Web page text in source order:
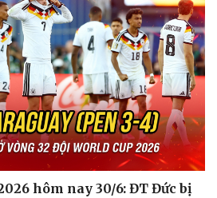
hôm nay 30/6: ĐT Đức bị